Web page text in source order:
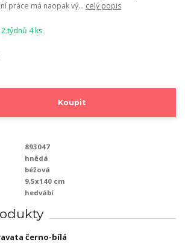
práce má naopak vý... celý popis
týdnů 4 ks
Koupit
893047
hnědá
béžová
9,5x140 cm
hedvábí
černo-bílá